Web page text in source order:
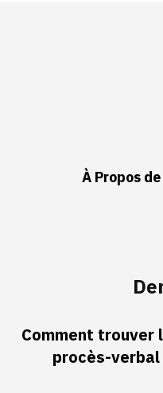
À Propos
Comment trouver
procès-verbal